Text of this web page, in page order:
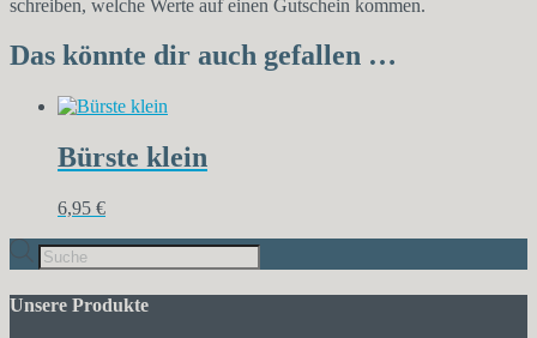
schreiben, welche Werte auf einen Gutschein kommen.
Das könnte dir auch gefallen …
Bürste klein
6,95 €
Products
search
Unsere Produkte